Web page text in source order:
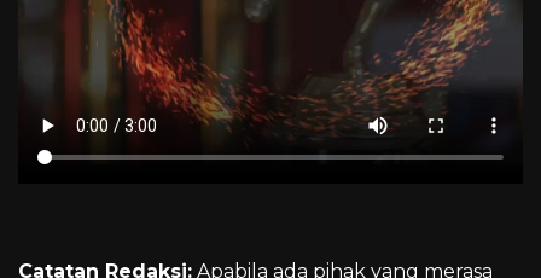
Catatan Redaksi: Apabila ada pihak yang merasa